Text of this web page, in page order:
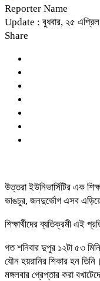
Reporter Name
Update : বুধবার, ২৫
Share
উত্তরা ইউনিভার্সিটির এক
ভাঙচুর, জনদুর্ভোগ এসব এড়িয়ে
শিক্ষার্থীদের ব্যতিক্রমী এই
গত শনিবার দুপুর ১২টা ৫৩
যৌন হয়রানির শিকার হন
মঙ্গলবার গ্রেপ্তার করা